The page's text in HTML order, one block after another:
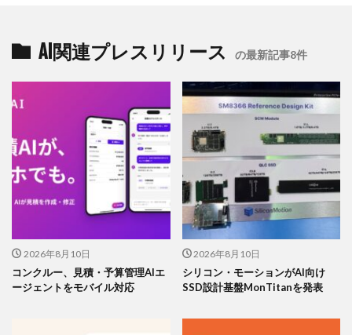
AI関連プレスリリース の最新記事8件
2026年8月10日
コンクルー、見積・予算管理AIエ
ージェントをモバイル対応
2026年8月10日
シリコン・モーションがAI向け
SSD設計基盤MonTitanを発表